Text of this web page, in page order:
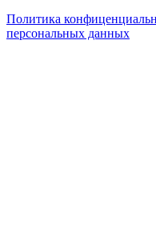
Политика
персональных данных